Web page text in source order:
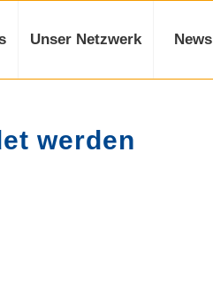
Unser Netzwerk News
werden